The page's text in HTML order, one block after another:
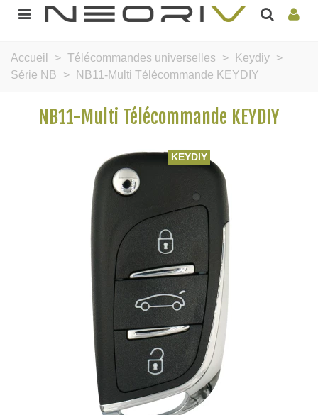
Accueil > Télécommandes universelles > Keydiy >
Série NB
> NB11-Multi Télécommande KEYDIY
NB11-Multi Télécommande KEYDIY
KEYDIY